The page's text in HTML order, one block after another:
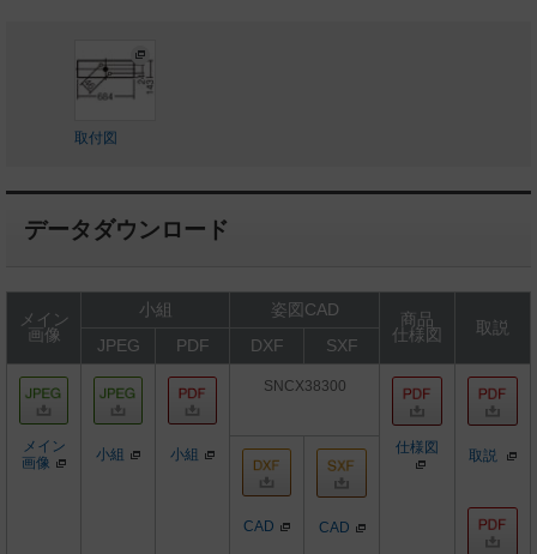
取付図
データダウンロード
メイン
画像
小組 姿図CAD
商品
仕様図
取説
JPEG
PDF DXF SXF
メイン
画像
小組 小組
SNCX38300
仕様図 取説
CAD CAD